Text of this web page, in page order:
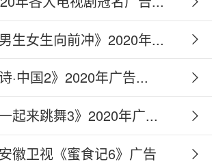
生女生向前冲》2020年...
·中国2》2020年广告...
起来跳舞3》2020年广...
徽卫视《蜜食记6》广告